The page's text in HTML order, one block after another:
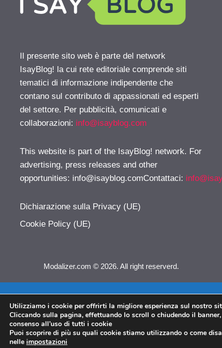
Il presente sito web è parte del network
IsayBlog! la cui rete editoriale comprende siti
tematici di informazione indipendente che
contano sul contributo di appassionati ed esperti
del settore. Per pubblicità, comunicati e
collaborazioni: info@isayblog.com
This website is part of the IsayBlog! network. For
advertising, press releases and other
opportunities: info@isayblog.comContattaci:
Dichiarazione sulla Privacy (UE)
Cookie Policy (UE)
Modalizer.com © 2026. All right reserverd.
Utilizziamo i cookie per offrirti la migliore esperienza sul nostro
Cliccando sulla pagina, effettuando lo scroll o chiudendo il
consenso all’uso di tutti i cookie
Puoi scoprire di più su quali cookie stiamo utilizzando o come
nelle impostazioni